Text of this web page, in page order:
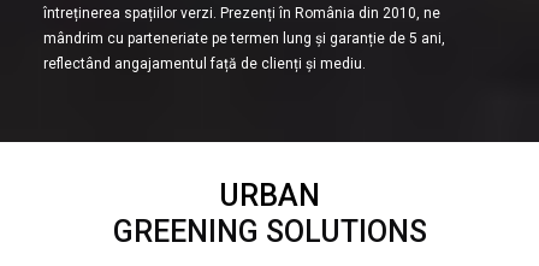
întreținerea spațiilor verzi. Prezenți în România din 2010, ne
mândrim cu parteneriate pe termen lung și garanție de 5 ani,
reflectând angajamentul față de clienți și mediu.
URBAN
GREENING SOLUTIONS